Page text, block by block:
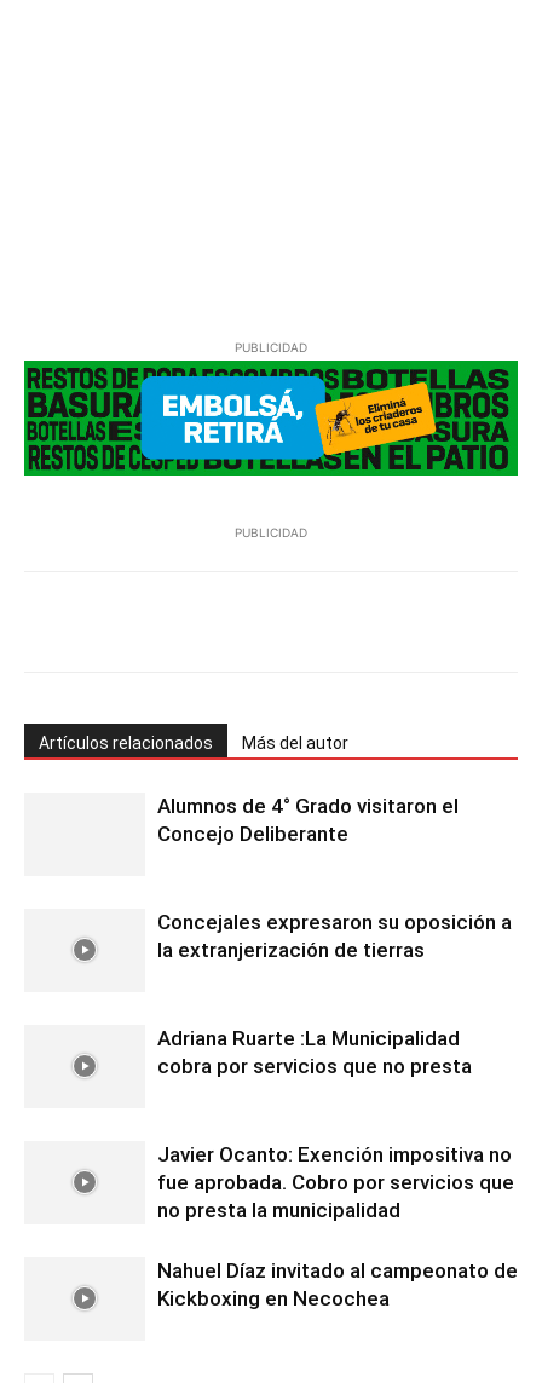
PUBLICIDAD
PUBLICIDAD
Artículos relacionados Más del autor
Alumnos de 4° Grado visitaron el
Concejo Deliberante
Concejales expresaron su oposición a
la extranjerización de tierras
Adriana Ruarte :La Municipalidad
cobra por servicios que no presta
Javier Ocanto: Exención impositiva no
fue aprobada. Cobro por servicios que
no presta la municipalidad
Nahuel Díaz invitado al campeonato de
Kickboxing en Necochea